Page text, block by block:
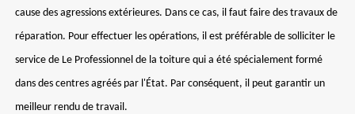
cause des agressions extérieures. Dans ce cas, il faut faire des travaux de
réparation. Pour effectuer les opérations, il est préférable de solliciter le
service de Le Professionnel de la toiture qui a été spécialement formé
dans des centres agréés par l'État. Par conséquent, il peut garantir un
meilleur rendu de travail.